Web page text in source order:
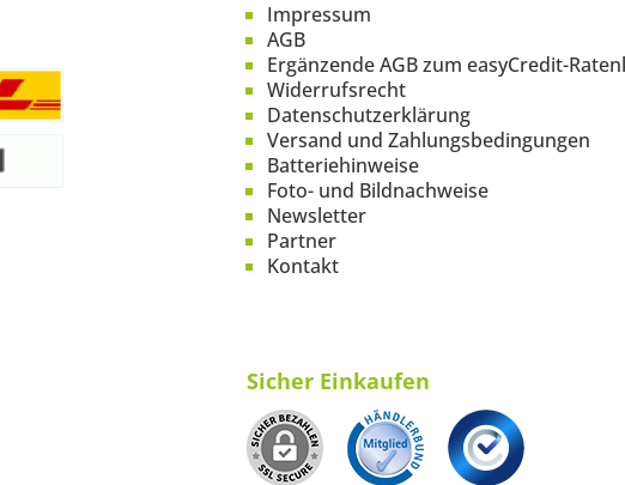
Impressum
AGB
Ergänzende AGB zum easyCredit-
Widerrufsrecht
Datenschutzerklärung
Versand und Zahlungsbedingungen
Batteriehinweise
Foto- und Bildnachweise
Newsletter
Partner
Kontakt
Sicher Einkaufen